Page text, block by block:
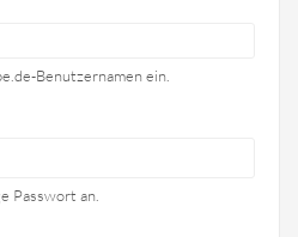
Benutzernamen ein.
Passwort an.